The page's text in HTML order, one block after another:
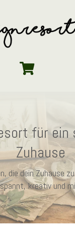
für ein
Zuhause
die dein Zuhause
kreativ und